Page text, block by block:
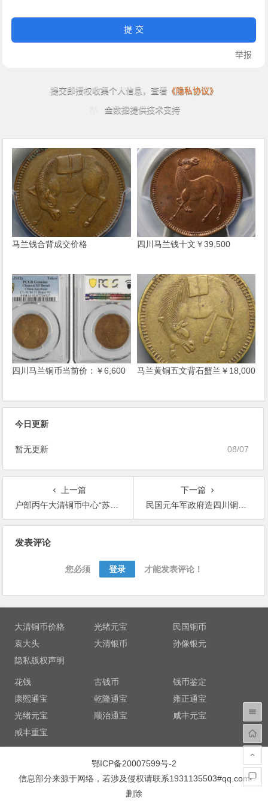
马兰钱合背成交价格 四川马兰钱十文￥39,500
四川马兰铜币当前价：￥6,600 马兰黄铜五文背石蟹兰￥18,000
今日更新
08/07
暂无更新
上一篇
户部丙午大清铜币中心“苏”二文黄铜币价格71300元
下一篇
民国元年军政府造四川铜币五文一枚价格3450元
发表评论
您必须 登录 才能发表评论！
大清铜币价格 光绪元宝
民国铜币
袁大头
大清银币
孙像银元
隐私版权声明
花钱 古钱币
钱币鉴定
康熙通宝
乾隆通宝
雍正通宝
光绪元宝
顺治通宝
咸丰元宝
咸丰重宝
鄂ICP备20007599号-2
信息部分来源于网络，若涉及侵权请联系1931135503#qq.com
删除